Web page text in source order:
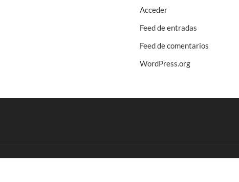
Acceder
Feed de entradas
Feed de comentarios
WordPress.org